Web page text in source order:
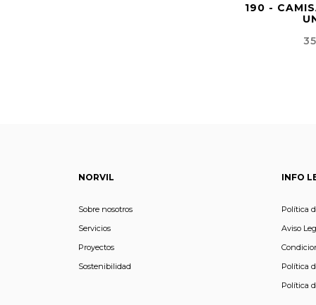
190 -
NORVIL
Sobre nosotros
Servicios
Proyectos
Sostenibilidad
INFO
Política
Aviso
Política
Política